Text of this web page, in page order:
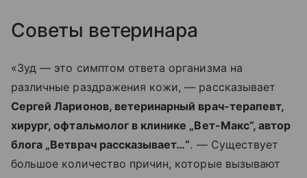
Советы ветеринара
«Зуд — это симптом ответа организма на
различные раздражения кожи, — рассказывает
Сергей Ларионов, ветеринарный врач-терапевт,
хирург, офтальмолог в клинике „Вет-Макс“, автор
блога „Ветврач рассказывает…“. — Существует
большое количество причин, которые вызывают